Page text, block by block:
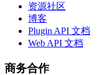
资源社区
博客
Plugin API 文档
Web API 文档
商务合作